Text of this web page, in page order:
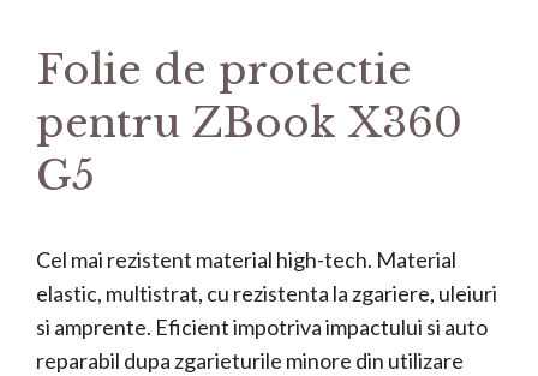
Folie de protectie
pentru ZBook X360
G5
Cel mai rezistent material high-tech. Material
elastic, multistrat, cu rezistenta la zgariere, uleiuri
si amprente. Eficient impotriva impactului si auto
reparabil dupa zgarieturile minore din utilizare